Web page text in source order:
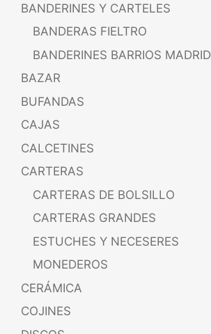
BANDERINES Y CARTELES
BANDERAS FIELTRO
BANDERINES BARRIOS MADRID
BAZAR
BUFANDAS
CAJAS
CALCETINES
CARTERAS
CARTERAS DE BOLSILLO
CARTERAS GRANDES
ESTUCHES Y NECESERES
MONEDEROS
CERÁMICA
COJINES